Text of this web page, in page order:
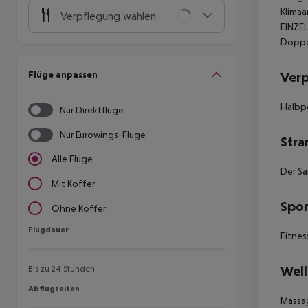
Verpflegung wählen
Flüge anpassen
Nur Direktflüge
Nur Eurowings-Flüge
Alle Flüge
Mit Koffer
Ohne Koffer
Flugdauer
Flugdauer
Bis zu 24 Stunden
Abflugzeiten
Abflugzeiten
Der